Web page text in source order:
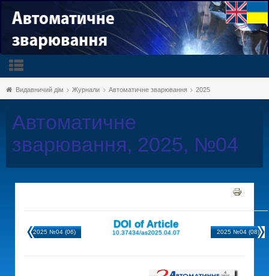
Видавничий дім Журнали Автоматичне зварювання 2025
Автоматичне
зварювання, 2025, №04
2025 №04 (06)
DOI of Article
10.37434/as2025.04.07 2025 №04 (08)